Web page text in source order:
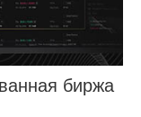
биржа